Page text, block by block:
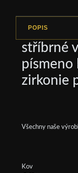
POPIS
stříbrné
písmeno
zirkonie
Všechny naše
Kov